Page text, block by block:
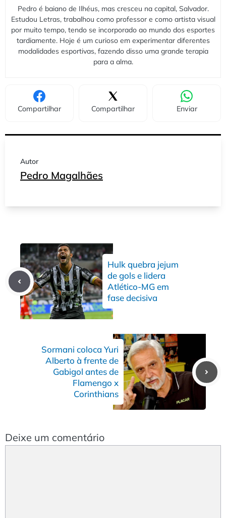
Pedro é baiano de Ilhéus, mas cresceu na capital, Salvador.
Estudou Letras, trabalhou como professor e como artista visual
por muito tempo, tendo se incorporado ao mundo dos esportes
tardiamente. Hoje é um curioso em experimentar diferentes
modalidades esportivas, fazendo disso uma grande terapia
para a alma.
Compartilhar Compartilhar Enviar
Autor
Pedro Magalhães
Hulk quebra jejum
de gols e lidera
Atlético-MG em
fase decisiva
Sormani coloca Yuri
Alberto à frente de
Gabigol antes de
Flamengo x
Corinthians
Deixe um comentário